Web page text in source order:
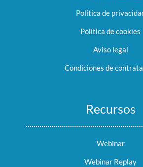
Política de
Política de cookies
Aviso legal
Condiciones de
Recursos
Webinar
Webinar Replay